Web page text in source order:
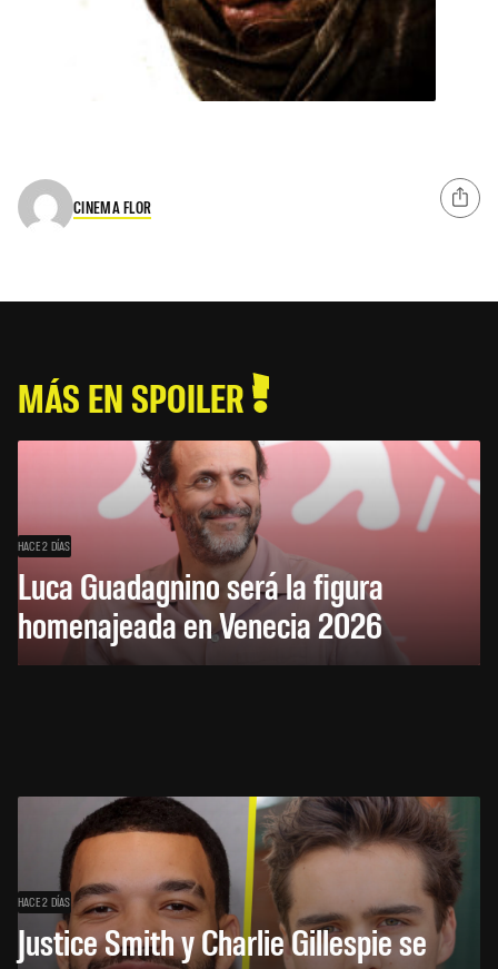
CINEMA FLOR
MÁS EN SPOILER
HACE 2 DÍAS
Luca Guadagnino será la figura
homenajeada en Venecia 2026
HACE 2 DÍAS
Justice Smith y Charlie Gillespie se